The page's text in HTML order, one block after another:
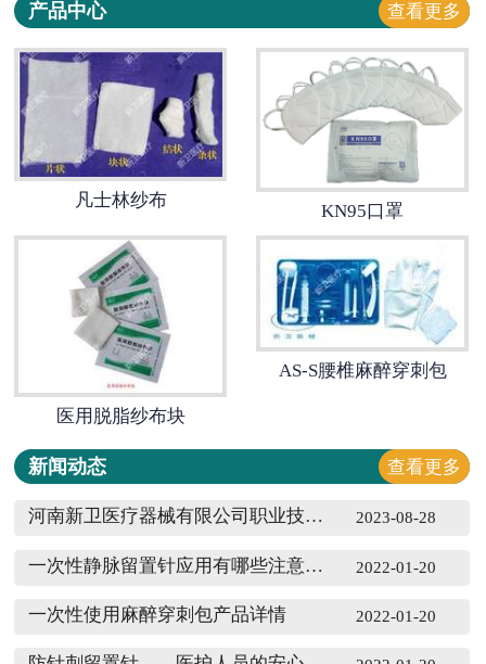
厂房一隅
人才招聘
诚招代理
联系我们
产品中心 查看更多
凡士林纱布 KN95口罩
医用脱脂纱布块
AS-S腰椎麻醉穿刺包
新闻动态 查看更多
2023-08-28
河南新卫医疗器械有限公司职业技能等级认定花名册（2023年7月批）
2022-01-20
一次性静脉留置针应用有哪些注意事项
2022-01-20
一次性使用麻醉穿刺包产品详情